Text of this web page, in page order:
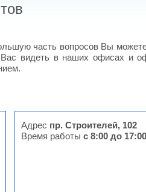
часть вопросов Вы
видеть в наших офисах и
Адрес пр. Строителей, 102
Время работы с 8:00 до